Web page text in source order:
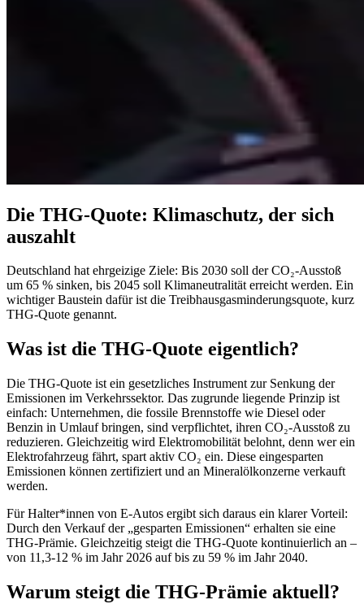
Die THG-Quote: Klimaschutz, der sich
auszahlt
Deutschland hat ehrgeizige Ziele: Bis 2030 soll der CO₂-Ausstoß
um 65 % sinken, bis 2045 soll Klimaneutralität erreicht werden. Ein
wichtiger Baustein dafür ist die Treibhausgas­minderungs­quote, kurz
THG-Quote genannt.
Was ist die THG-Quote eigentlich?
Die THG-Quote ist ein gesetzliches Instrument zur Senkung der
Emissionen im Verkehrssektor. Das zugrunde liegende Prinzip ist
einfach: Unternehmen, die fossile Brennstoffe wie Diesel oder
Benzin in Umlauf bringen, sind verpflichtet, ihren CO₂-Ausstoß zu
reduzieren. Gleichzeitig wird Elektromobilität belohnt, denn wer ein
Elektrofahrzeug fährt, spart aktiv CO₂ ein. Diese eingesparten
Emissionen können zertifiziert und an Mineralölkonzerne verkauft
werden.
Für Halter*innen von E-Autos ergibt sich daraus ein klarer Vorteil:
Durch den Verkauf der „gesparten Emissionen“ erhalten sie eine
THG-Prämie. Gleichzeitig steigt die THG-Quote kontinuierlich an –
von 11,3-12 % im Jahr 2026 auf bis zu 59 % im Jahr 2040.
Warum steigt die THG-Prämie aktuell?